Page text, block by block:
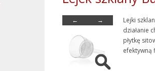
← →
Lejki
działanie
płytkę
efektywną